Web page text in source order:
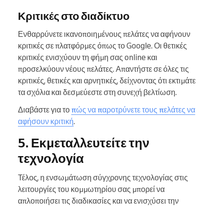
Κριτικές στο διαδίκτυο
Ενθαρρύνετε ικανοποιημένους πελάτες να αφήνουν
κριτικές σε πλατφόρμες όπως το Google. Οι θετικές
κριτικές ενισχύουν τη φήμη σας online και
προσελκύουν νέους πελάτες. Απαντήστε σε όλες τις
κριτικές, θετικές και αρνητικές, δείχνοντας ότι εκτιμάτε
τα σχόλια και δεσμεύεστε στη συνεχή βελτίωση.
Διαβάστε για το πώς να παροτρύνετε τους πελάτες να
αφήσουν κριτική.
5. Εκμεταλλευτείτε την
τεχνολογία
Τέλος, η ενσωμάτωση σύγχρονης τεχνολογίας στις
λειτουργίες του κομμωτηρίου σας μπορεί να
απλοποιήσει τις διαδικασίες και να ενισχύσει την